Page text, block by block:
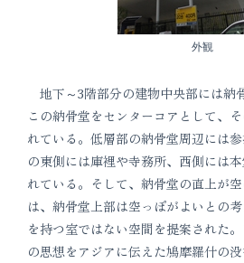
外観
地下～3階部分の建物中央部には納
この納骨堂をセンターコアとして、
れている。低層部の納骨堂周辺には
の東側には庫裡や寺務所、西側には
れている。そして、納骨堂の直上が
は、納骨堂上部は空っぽがよいとの
を持つ室ではない空間を提案された
の思想をアジアに伝えた鳩摩羅什の